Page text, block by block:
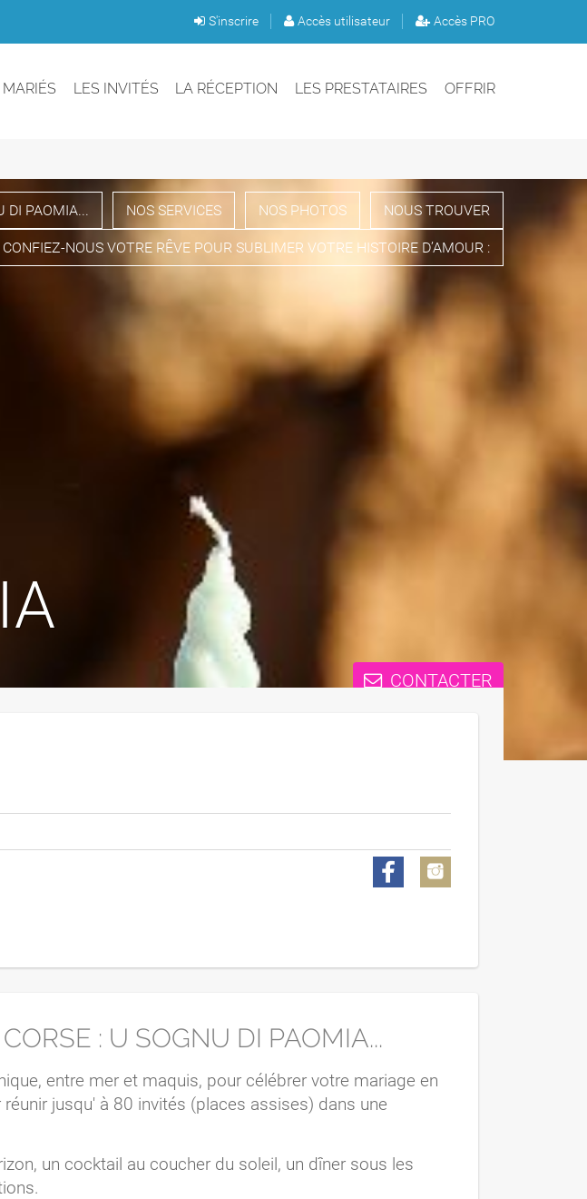
S'inscrire Accès utilisateur Accès PRO
MARIÉS LES INVITÉS LA RÉCEPTION LES PRESTATAIRES OFFRIR
DI PAOMIA... NOS SERVICES NOS PHOTOS NOUS TROUVER
CONFIEZ-NOUS VOTRE RÊVE POUR SUBLIMER VOTRE HISTOIRE D’AMOUR :
CONTACTER
: U SOGNU DI PAOMIA...
entre mer et maquis, pour célébrer votre mariage en
jusqu' à 80 invités (places assises) dans une
un cocktail au coucher du soleil, un dîner sous les